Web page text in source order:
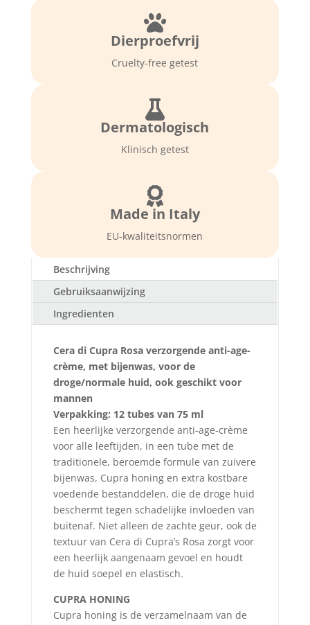
de
voor
mannen.

Dierproefvrij
Cruelty-free getest

Dermatologisch
Klinisch getest

Made in Italy
EU-kwaliteitsnormen
Beschrijving
Gebruiksaanwijzing
Ingredienten
Cera di Cupra Rosa verzorgende anti-age-
crème, met bijenwas, voor de
droge/normale huid, ook geschikt voor
mannen
Verpakking: 12 tubes van 75 ml
Een heerlijke verzorgende anti-age-crème
voor alle leeftijden, in een tube met de
traditionele, beroemde formule van zuivere
bijenwas, Cupra honing en extra kostbare
voedende bestanddelen, die de droge huid
beschermt tegen schadelijke invloeden van
buitenaf. Niet alleen de zachte geur, ook de
textuur van Cera di Cupra’s Rosa zorgt voor
een heerlijk aangenaam gevoel en houdt
de huid soepel en elastisch.
CUPRA HONING
Cupra honing is de verzamelnaam van de